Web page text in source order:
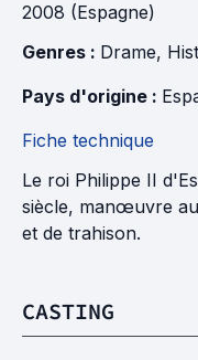
2008 (Espagne)
Genres : Drame,
Pays d'origine :
Fiche technique
Le roi Philippe II
siècle, manœuvre
et de trahison.
CASTING